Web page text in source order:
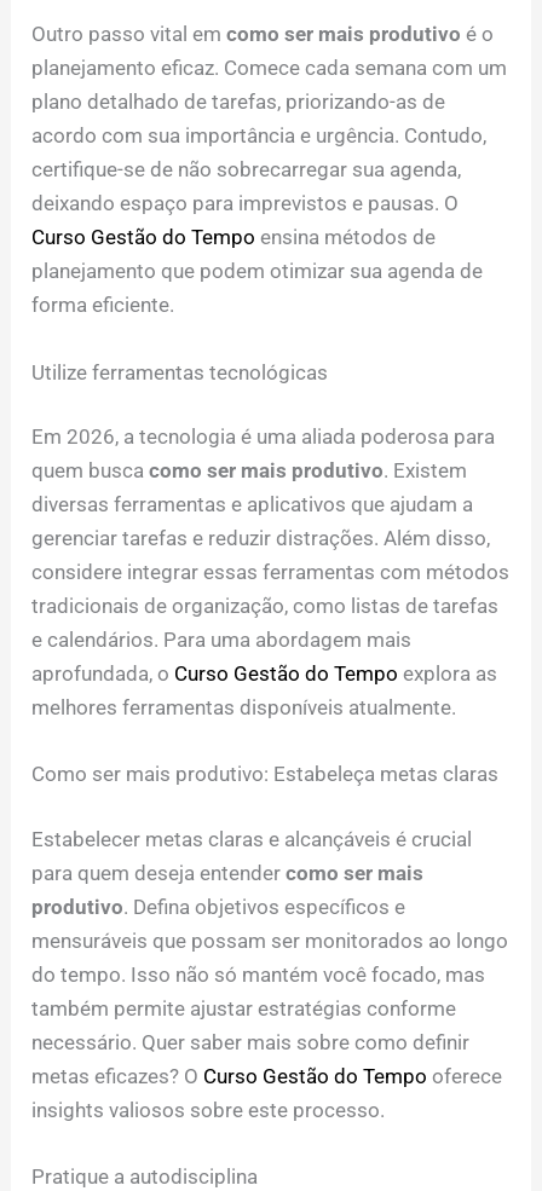
Outro passo vital emcomo ser mais produtivo é o
planejamento eficaz. Comece cada semana com um
plano detalhado de tarefas, priorizando-as de
acordo com sua importância e urgência. Contudo,
certifique-se de não sobrecarregar sua agenda,
deixando espaço para imprevistos e pausas. O
Curso Gestão do Tempo ensina métodos de
planejamento que podem otimizar sua agenda de
forma eficiente.
Utilize ferramentas tecnológicas
Em 2026, a tecnologia é uma aliada poderosa para
quem buscacomo ser mais produtivo. Existem
diversas ferramentas e aplicativos que ajudam a
gerenciar tarefas e reduzir distrações. Além disso,
considere integrar essas ferramentas com métodos
tradicionais de organização, como listas de tarefas
e calendários. Para uma abordagem mais
aprofundada, o Curso Gestão do Tempo explora as
melhores ferramentas disponíveis atualmente.
Como ser mais produtivo: Estabeleça metas claras
Estabelecer metas claras e alcançáveis é crucial
para quem deseja entendercomo ser mais
produtivo. Defina objetivos específicos e
mensuráveis que possam ser monitorados ao longo
do tempo. Isso não só mantém você focado, mas
também permite ajustar estratégias conforme
necessário. Quer saber mais sobre como definir
metas eficazes? O Curso Gestão do Tempo oferece
insights valiosos sobre este processo.
Pratique a autodisciplina